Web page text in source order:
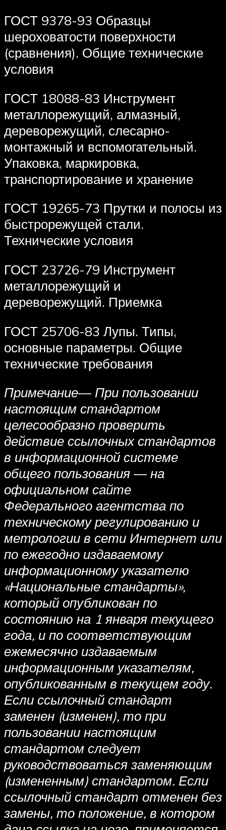
ГОСТ 9378-93 Образцы
шероховатости поверхности
(сравнения). Общие технические
условия
ГОСТ 18088-83 Инструмент
металлорежущий, алмазный,
дереворежущий, слесарно-
монтажный и вспомогательный.
Упаковка, маркировка,
транспортирование и хранение
ГОСТ 19265-73 Прутки и полосы из
быстрорежущей стали.
Технические условия
ГОСТ 23726-79 Инструмент
металлорежущий и
дереворежущий. Приемка
ГОСТ 25706-83 Лупы. Типы,
основные параметры. Общие
технические требования
Примечание— При пользовании
настоящим стандартом
целесообразно проверить
действие ссылочных стандартов
в информационной системе
общего пользования — на
официальном сайте
Федерального агентства по
техническому регулированию и
метрологии в сети Интернет или
по ежегодно издаваемому
информационному указателю
«Национальные стандарты»,
который опубликован по
состоянию на 1 января текущего
года, и по соответствующим
ежемесячно издаваемым
информационным указателям,
опубликованным в текущем году.
Если ссылочный стандарт
заменен (изменен), то при
пользовании настоящим
стандартом следует
руководствоваться заменяющим
(измененным) стандартом. Если
ссылочный стандарт отменен без
замены, то положение, в котором